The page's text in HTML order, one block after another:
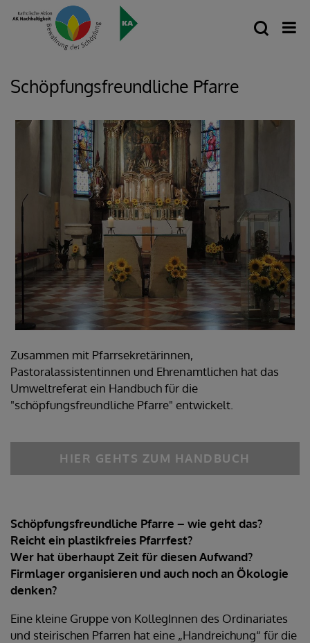
Schöpfungsfreundliche Pfarre
Zusammen mit Pfarrsekretärinnen,
Pastoralassistentinnen und Ehrenamtlichen hat das
Umweltreferat ein Handbuch für die
"schöpfungsfreundliche Pfarre" entwickelt.
HIER GEHTS ZUM HANDBUCH
Schöpfungsfreundliche Pfarre – wie geht das?
Reicht ein plastikfreies Pfarrfest?
Wer hat überhaupt Zeit für diesen Aufwand?
Firmlager organisieren und auch noch an Ökologie
denken?
Eine kleine Gruppe von KollegInnen des Ordinariates
und steirischen Pfarren hat eine „Handreichung“ für die